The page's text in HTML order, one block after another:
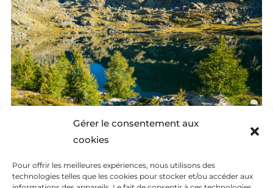
Gérer le consentement aux
cookies
Pour offrir les meilleures expériences, nous utilisons des
technologies telles que les cookies pour stocker et/ou accéder aux